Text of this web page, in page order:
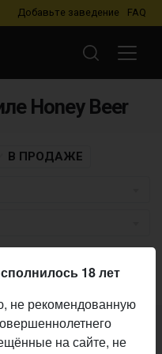
Добавьте заведение FAQ
Honey Beer
В ПРОДАЖЕ
в каталоге?
18 лет
не рекомендованную
на сайте, не